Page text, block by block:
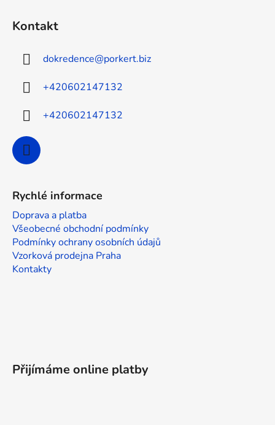
Kontakt
dokredence@porkert.biz
+420602147132
+420602147132
Rychlé informace
Doprava a platba
Všeobecné obchodní podmínky
Podmínky ochrany osobních údajů
Vzorková prodejna Praha
Kontakty
Přijímáme online platby